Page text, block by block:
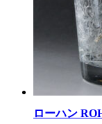
ローハン